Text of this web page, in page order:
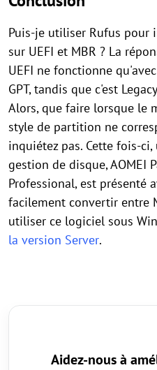
Puis-je utiliser Rufus pour
sur UEFI et MBR ? La
UEFI ne fonctionne
GPT, tandis que c'est
Alors, que faire lorsque le
style de partition ne
inquiétez pas. Cette fois-
gestion de disque, AOMEI
Professional, est présenté
facilement convertir entre
utiliser ce logiciel sous
la version Server.
Aidez-nous à